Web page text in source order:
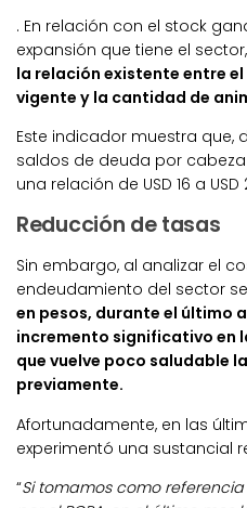
. En relación con el stock
expansión que tiene el sector,
la relación existente entre
vigente y la cantidad de
Este indicador muestra que,
saldos de deuda por
una relación de USD 16 a
Reducción de tasas
Sin embargo, al analizar el
endeudamiento del sector
en pesos, durante el último
incremento significativo en
que vuelve poco saludable
previamente.
Afortunadamente, en las
experimentó una sustancial
“Si tomamos como referencia